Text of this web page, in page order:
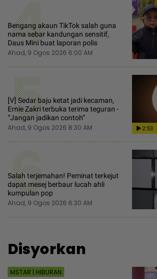
4
Bengang akaun TikTok salah guna
nama sebar kandungan sensitif,
Daus Mini buat laporan polis
Ahad, 9 Ogos 2026 6:00 AM
5
[V] Sedar baju ketat jadi kecaman,
Ernie Zakri terbuka terima teguran -
“Jangan jadikan contoh“
Ahad, 9 Ogos 2026 8:30 AM 2:53
6
Salah terjemahan! Peminat terkejut
dapat mesej berbaur lucah ahli
kumpulan pop
Ahad, 9 Ogos 2026 6:30 AM
Disyorkan
MSTAR | HIBURAN